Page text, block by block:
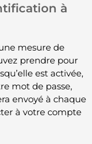
à
mesure de
prendre pour
est activée,
mot de passe,
envoyé à chaque
à votre compte